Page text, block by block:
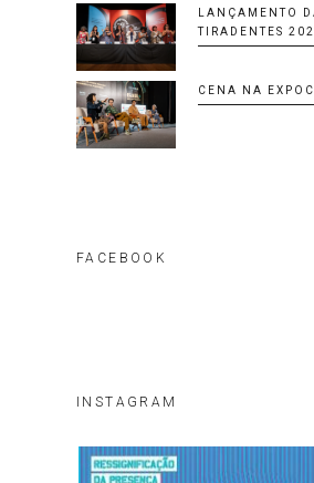
LANÇAMENTO
TIRADENTES
CENA NA
FACEBOOK
INSTAGRAM